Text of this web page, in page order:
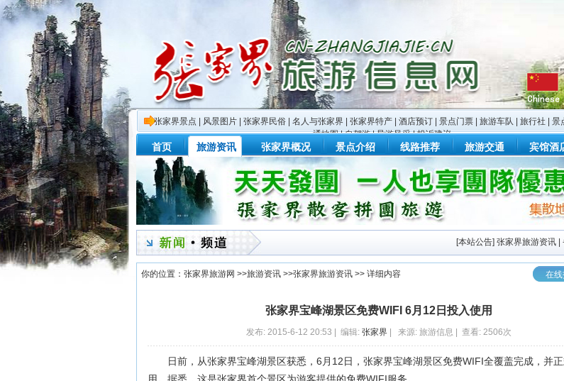
张家界景点 风景图片 张家界民俗 名人与张家界 张家界特产 酒店预订 景点门票 旅游车队 旅行社 景
通地图|自驾游|导游风采|投诉建议
首页 旅游资讯 张家界概况 景点介绍 线路推荐 旅游交通 宾馆酒
[本站公告] 张家界旅游资讯
你的位置： 张家界旅游网 >>旅游资讯 >>张家界旅游资讯 >> 详细内容 在
张家界宝峰湖景区免费WIFI 6月12日投入使用
发布: 2015-6-12 20:53 | 编辑: 张家界 | 来源: 旅游信息 | 查看: 2506次
日前，从张家界宝峰湖景区获悉，6月12日，张家界宝峰湖景区免费WIFI全覆盖完成，并